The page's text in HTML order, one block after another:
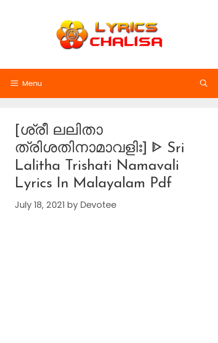
Menu
[ശ്രീ ലലിതാ
ത്രിശതിനാമാവളിഃ] ᐈ Sri
Lalitha Trishati Namavali
Lyrics In Malayalam Pdf
July 18, 2021 by Devotee